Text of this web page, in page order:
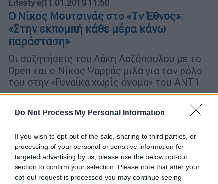
Do Not Process My Personal Information
If you wish to opt-out of the sale, sharing to third parties, or
processing of your personal or sensitive information for
targeted advertising by us, please use the below opt-out
section to confirm your selection. Please note that after your
opt-out request is processed you may continue seeing
Lifestyle|11.01.2019 11:50
Ο Νίκος Μουτσινάς στο «Τv Έθνος»:
«Στην εκπομπή κάθε μέρα κάνω
παράσταση»
Οι συζητήσεις του Λάκη Λαζόπουλου με το
Open και ο Νίκος Ψαρράς μιλά για τον ρόλο
του στην «Γυναίκα χωρίς όνομα» του ΑΝΤ1